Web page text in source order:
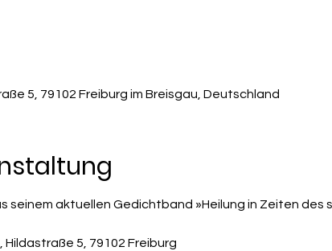
5, 79102 Freiburg im Breisgau, Deutschland
seinem aktuellen Gedichtband »Heilung in Zeiten des
5, 79102 Freiburg